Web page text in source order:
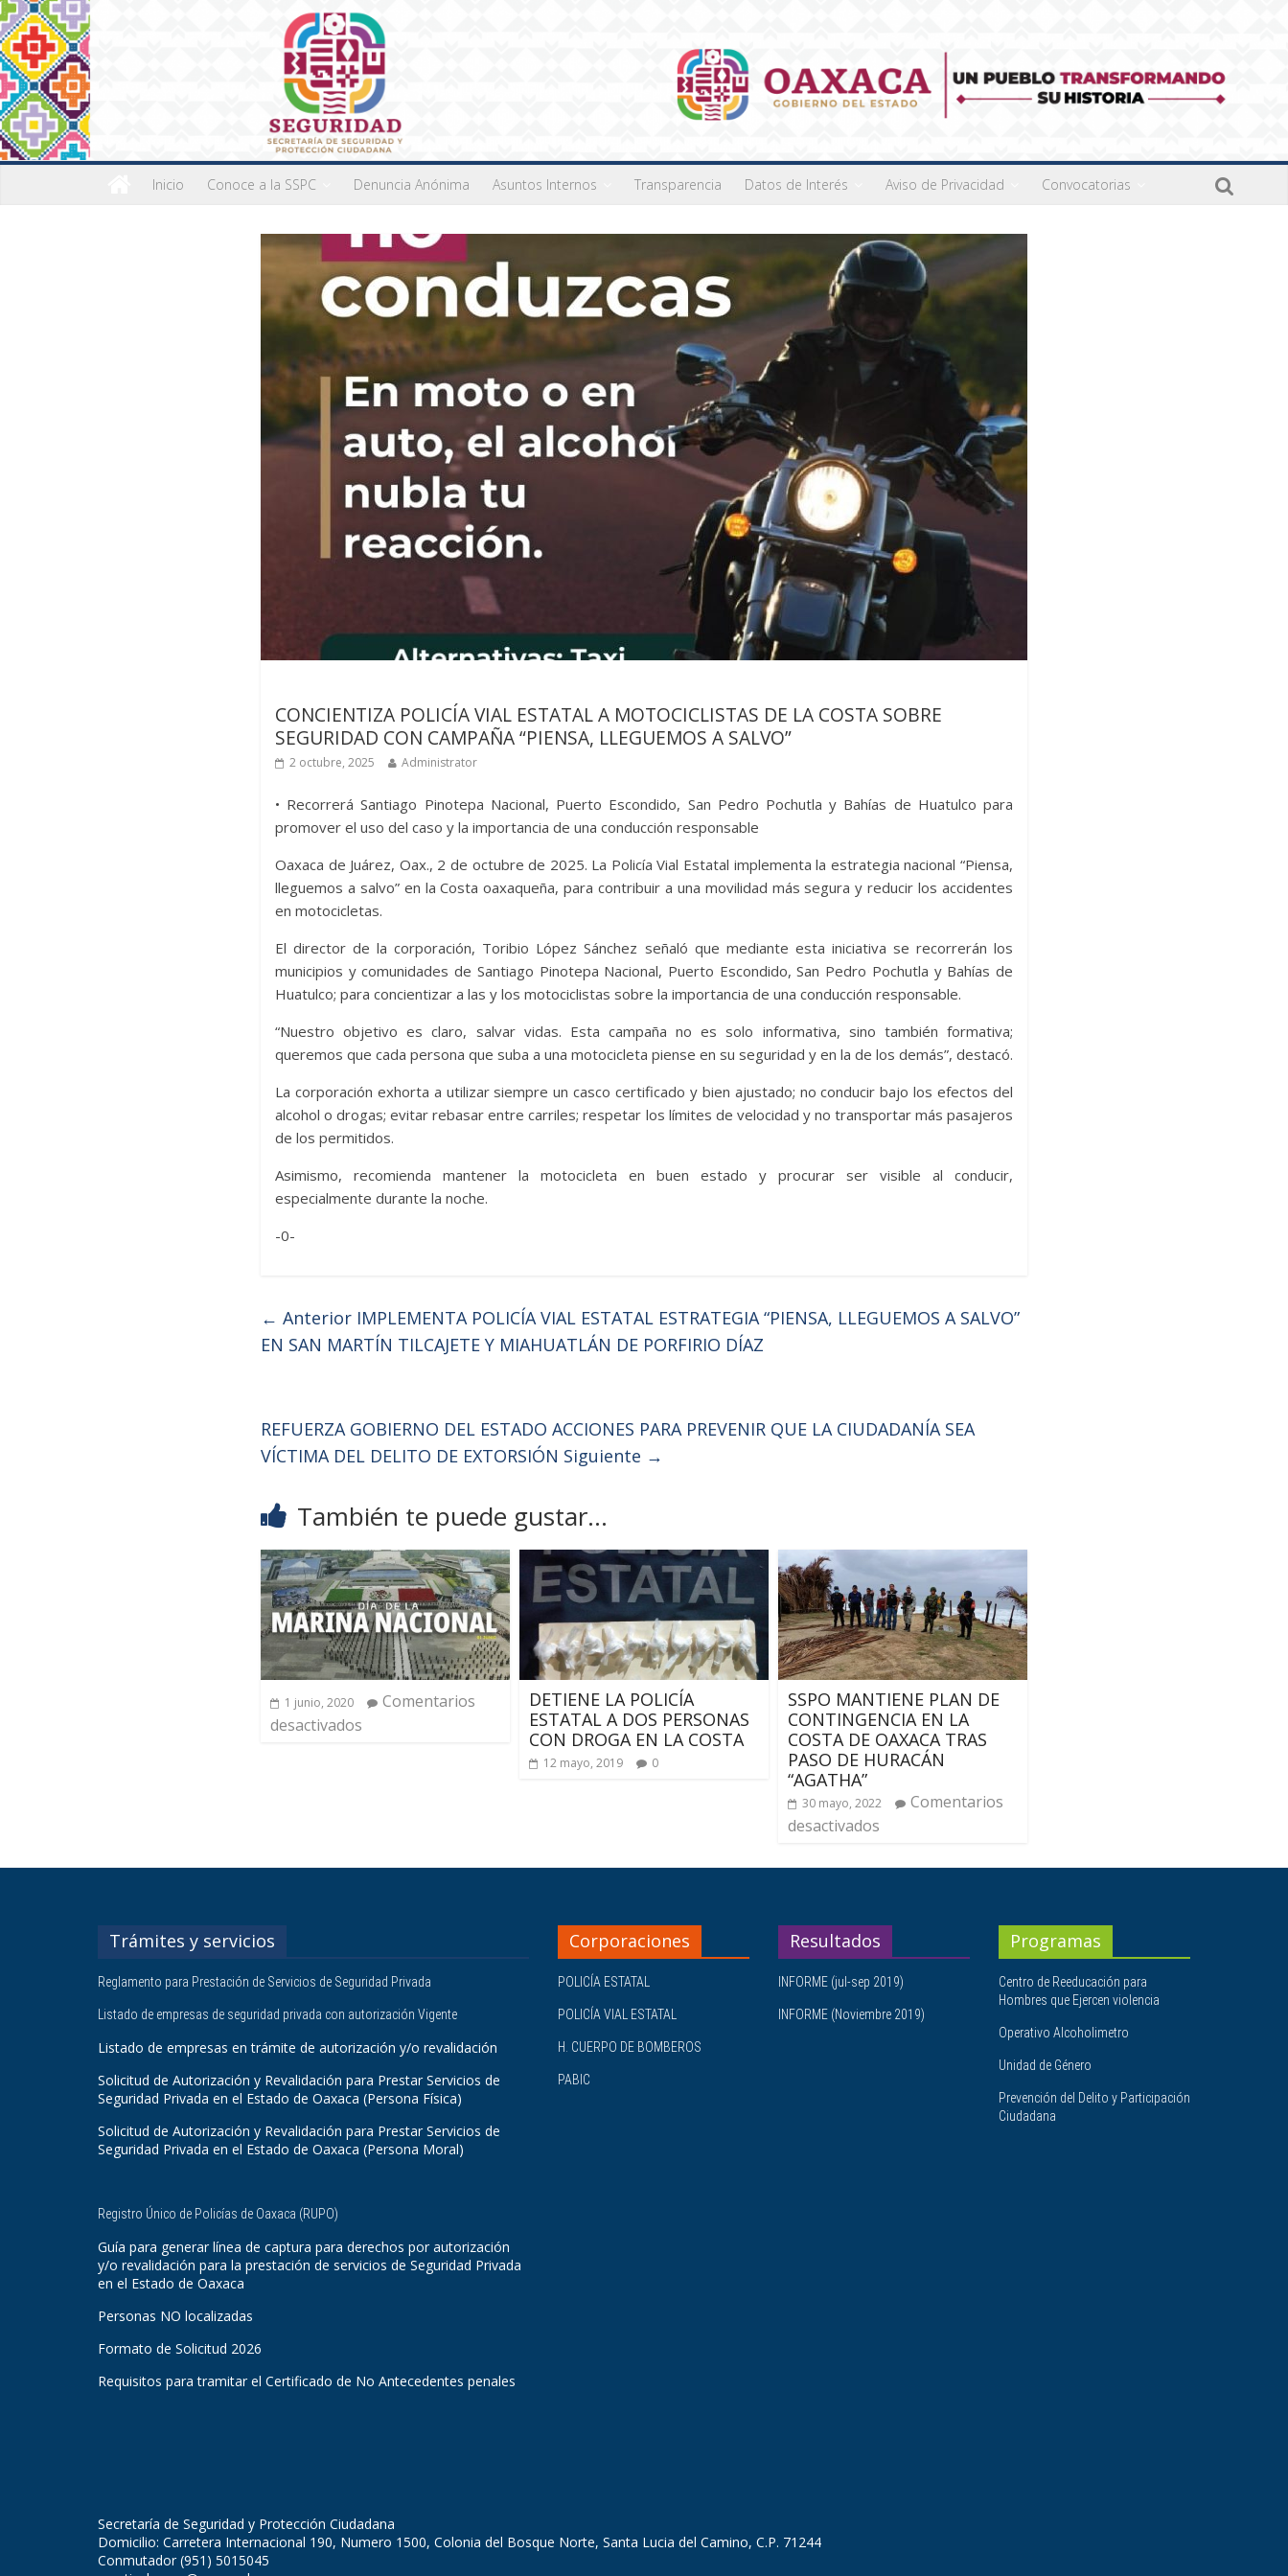
Inicio Conoce a la SSPC Denuncia Anónima Asuntos Internos Transparencia Datos de Interés Aviso de Privacidad Convocatorias
CONCIENTIZA POLICÍA VIAL ESTATAL A MOTOCICLISTAS DE LA COSTA SOBRE
SEGURIDAD CON CAMPAÑA “PIENSA, LLEGUEMOS A SALVO”
2 octubre, 2025 Administrator
• Recorrerá Santiago Pinotepa Nacional, Puerto Escondido, San Pedro Pochutla y Bahías de Huatulco para
promover el uso del caso y la importancia de una conducción responsable
Oaxaca de Juárez, Oax., 2 de octubre de 2025. La Policía Vial Estatal implementa la estrategia nacional “Piensa,
lleguemos a salvo” en la Costa oaxaqueña, para contribuir a una movilidad más segura y reducir los accidentes
en motocicletas.
El director de la corporación, Toribio López Sánchez señaló que mediante esta iniciativa se recorrerán los
municipios y comunidades de Santiago Pinotepa Nacional, Puerto Escondido, San Pedro Pochutla y Bahías de
Huatulco; para concientizar a las y los motociclistas sobre la importancia de una conducción responsable.
“Nuestro objetivo es claro, salvar vidas. Esta campaña no es solo informativa, sino también formativa;
queremos que cada persona que suba a una motocicleta piense en su seguridad y en la de los demás”, destacó.
La corporación exhorta a utilizar siempre un casco certificado y bien ajustado; no conducir bajo los efectos del
alcohol o drogas; evitar rebasar entre carriles; respetar los límites de velocidad y no transportar más pasajeros
de los permitidos.
Asimismo, recomienda mantener la motocicleta en buen estado y procurar ser visible al conducir,
especialmente durante la noche.
-0-
← Anterior IMPLEMENTA POLICÍA VIAL ESTATAL ESTRATEGIA “PIENSA, LLEGUEMOS A SALVO”
EN SAN MARTÍN TILCAJETE Y MIAHUATLÁN DE PORFIRIO DÍAZ
REFUERZA GOBIERNO DEL ESTADO ACCIONES PARA PREVENIR QUE LA CIUDADANÍA SEA
VÍCTIMA DEL DELITO DE EXTORSIÓN Siguiente →
También te puede gustar...
1 junio, 2020
Comentarios
desactivados
DETIENE LA POLICÍA
ESTATAL A DOS PERSONAS
CON DROGA EN LA COSTA
12 mayo, 2019 0
SSPO MANTIENE PLAN DE
CONTINGENCIA EN LA
COSTA DE OAXACA TRAS
PASO DE HURACÁN
“AGATHA”
30 mayo, 2022
Comentarios
desactivados
Trámites y servicios
Reglamento para Prestación de Servicios de Seguridad Privada
Listado de empresas de seguridad privada con autorización Vigente
Listado de empresas en trámite de autorización y/o revalidación
Solicitud de Autorización y Revalidación para Prestar Servicios de
Seguridad Privada en el Estado de Oaxaca (Persona Física)
Solicitud de Autorización y Revalidación para Prestar Servicios de
Seguridad Privada en el Estado de Oaxaca (Persona Moral)
Registro Único de Policías de Oaxaca (RUPO)
Guía para generar línea de captura para derechos por autorización
y/o revalidación para la prestación de servicios de Seguridad Privada
en el Estado de Oaxaca
Personas NO localizadas
Formato de Solicitud 2026
Requisitos para tramitar el Certificado de No Antecedentes penales
Corporaciones
POLICÍA ESTATAL
POLICÍA VIAL ESTATAL
H. CUERPO DE BOMBEROS
PABIC
Resultados
INFORME (jul-sep 2019)
INFORME (Noviembre 2019)
Programas
Centro de Reeducación para
Hombres que Ejercen violencia
Operativo Alcoholimetro
Unidad de Género
Prevención del Delito y Participación
Ciudadana
Secretaría de Seguridad y Protección Ciudadana
Domicilio: Carretera Internacional 190, Numero 1500, Colonia del Bosque Norte, Santa Lucia del Camino, C.P. 71244
Conmutador (951) 5015045